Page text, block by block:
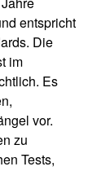
entspricht
Die
im
Es
vor.
zu
Tests,